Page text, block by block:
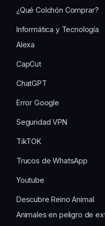
¿Qué Colchón Comprar?
Informática y Tecnología
Alexa
CapCut
ChatGPT
Error Google
Seguridad VPN
TikTOK
Trucos de WhatsApp
Youtube
Descubre Reino Animal
Animales en peligro de